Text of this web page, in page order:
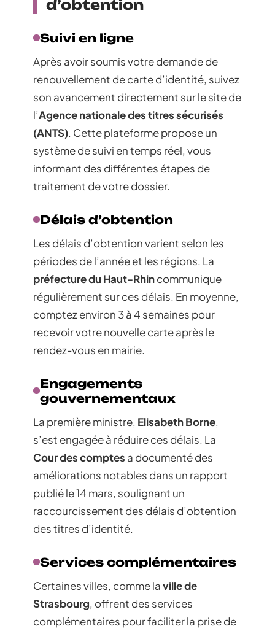
d’obtention
Suivi en ligne
Après avoir soumis votre demande de
renouvellement de carte d’identité, suivez
son avancement directement sur le site de
l’Agence nationale des titres sécurisés
(ANTS). Cette plateforme propose un
système de suivi en temps réel, vous
informant des différentes étapes de
traitement de votre dossier.
Délais d’obtention
Les délais d’obtention varient selon les
périodes de l’année et les régions. La
préfecture du Haut-Rhincommunique
régulièrement sur ces délais. En moyenne,
comptez environ 3 à 4 semaines pour
recevoir votre nouvelle carte après le
rendez-vous en mairie.
Engagements
gouvernementaux
La première ministre, Elisabeth Borne,
s’est engagée à réduire ces délais. La
Cour des comptes a documenté des
améliorations notables dans un rapport
publié le 14 mars, soulignant un
raccourcissement des délais d’obtention
des titres d’identité.
Services complémentaires
Certaines villes, comme laville de
Strasbourg, offrent des services
complémentaires pour faciliter la prise de